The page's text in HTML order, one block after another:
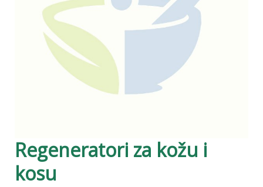
Regeneratori za kožu i
kosu